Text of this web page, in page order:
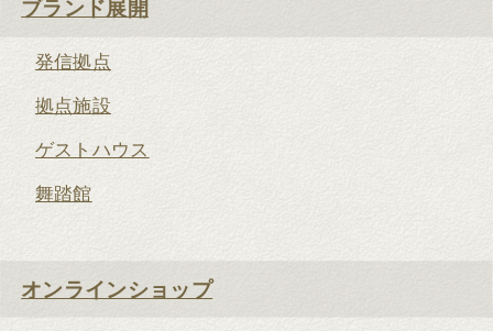
ブランド展開
発信拠点
拠点施設
ゲストハウス
舞踏館
オンラインショップ